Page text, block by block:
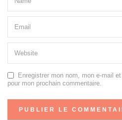
Enregistrer mon nom, mon e-mail
pour mon prochain commentaire.